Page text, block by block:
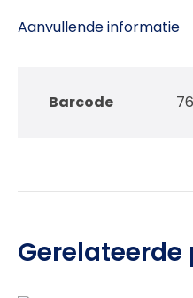
Aanvullende informatie
Barcode